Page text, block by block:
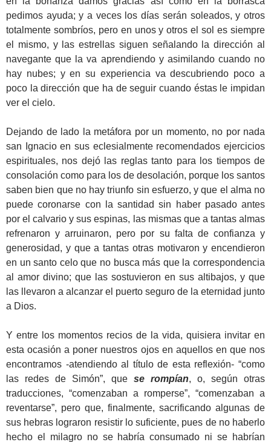
pedimos ayuda; y a veces los días serán soleados, y otros
totalmente sombríos, pero en unos y otros el sol es siempre
el mismo, y las estrellas siguen señalando la dirección al
navegante que la va aprendiendo y asimilando cuando no
hay nubes; y en su experiencia va descubriendo poco a
poco la dirección que ha de seguir cuando éstas le impidan
ver el cielo.
Dejando de lado la metáfora por un momento, no por nada
san Ignacio en sus eclesialmente recomendados ejercicios
espirituales, nos dejó las reglas tanto para los tiempos de
consolación como para los de desolación, porque los santos
saben bien que no hay triunfo sin esfuerzo, y que el alma no
puede coronarse con la santidad sin haber pasado antes
por el calvario y sus espinas, las mismas que a tantas almas
refrenaron y arruinaron, pero por su falta de confianza y
generosidad, y que a tantas otras motivaron y encendieron
en un santo celo que no busca más que la correspondencia
al amor divino; que las sostuvieron en sus altibajos, y que
las llevaron a alcanzar el puerto seguro de la eternidad junto
a Dios.
Y entre los momentos recios de la vida, quisiera invitar en
esta ocasión a poner nuestros ojos en aquellos en que nos
encontramos -atendiendo al título de esta reflexión- “como
las redes de Simón”, que se rompían, o, según otras
traducciones, “comenzaban a romperse”, “comenzaban a
reventarse”, pero que, finalmente, sacrificando algunas de
sus hebras lograron resistir lo suficiente, pues de no haberlo
hecho el milagro no se habría consumado ni se habrían